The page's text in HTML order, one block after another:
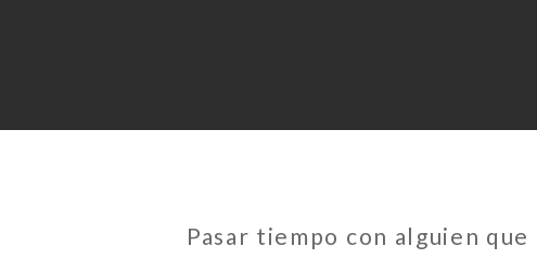
Pasar tiempo con alguien